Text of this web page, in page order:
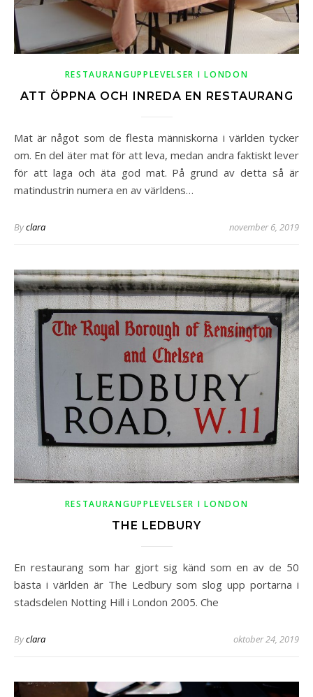
RESTAURANGUPPLEVELSER I LONDON
ATT ÖPPNA OCH INREDA EN RESTAURANG
Mat är något som de flesta människorna i världen tycker
om. En del äter mat för att leva, medan andra faktiskt lever
för att laga och äta god mat. På grund av detta så är
matindustrin numera en av världens…
Byclara november 6, 2019
RESTAURANGUPPLEVELSER I LONDON
THE LEDBURY
En restaurang som har gjort sig känd som en av de 50
bästa i världen är The Ledbury som slog upp portarna i
stadsdelen Notting Hill i London 2005. Che
Byclara oktober 24, 2019